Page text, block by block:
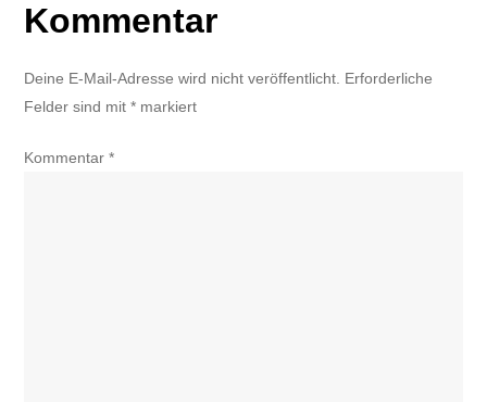
Kommentar
Deine E-Mail-Adresse wird nicht veröffentlicht. Erforderliche
Felder sind mit* markiert
Kommentar*